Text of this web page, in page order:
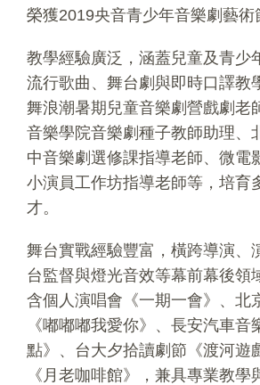
榮獲2019央音青少年音樂劇藝術
教學經驗廣泛，涵蓋兒童及青少
流行歌曲、舞台劇與即時口譯教
舞浪潮暑期兒童音樂劇營戲劇老
音樂學院音樂劇種子教師助理、
中音樂劇選修課指導老師、微電
小演員工作坊指導老師等，培育
才。
舞台實戰經驗豐富，橫跨導演、
台監督與燈光音效等幕前幕後領
含個人演唱會《一期一會》、北
《嘟嘟嘟我愛你》、長安汽車音
點》、台大夕拾讀劇節《渡河遊
《月老咖啡館》，兼具專業教學